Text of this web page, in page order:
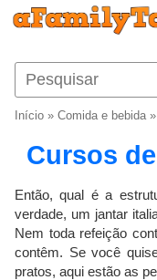
Início » Comida e bebida»
Cursos
Então, qual é a
verdade, um jantar
Nem toda refeição
contêm. Se você
pratos, aqui estão as